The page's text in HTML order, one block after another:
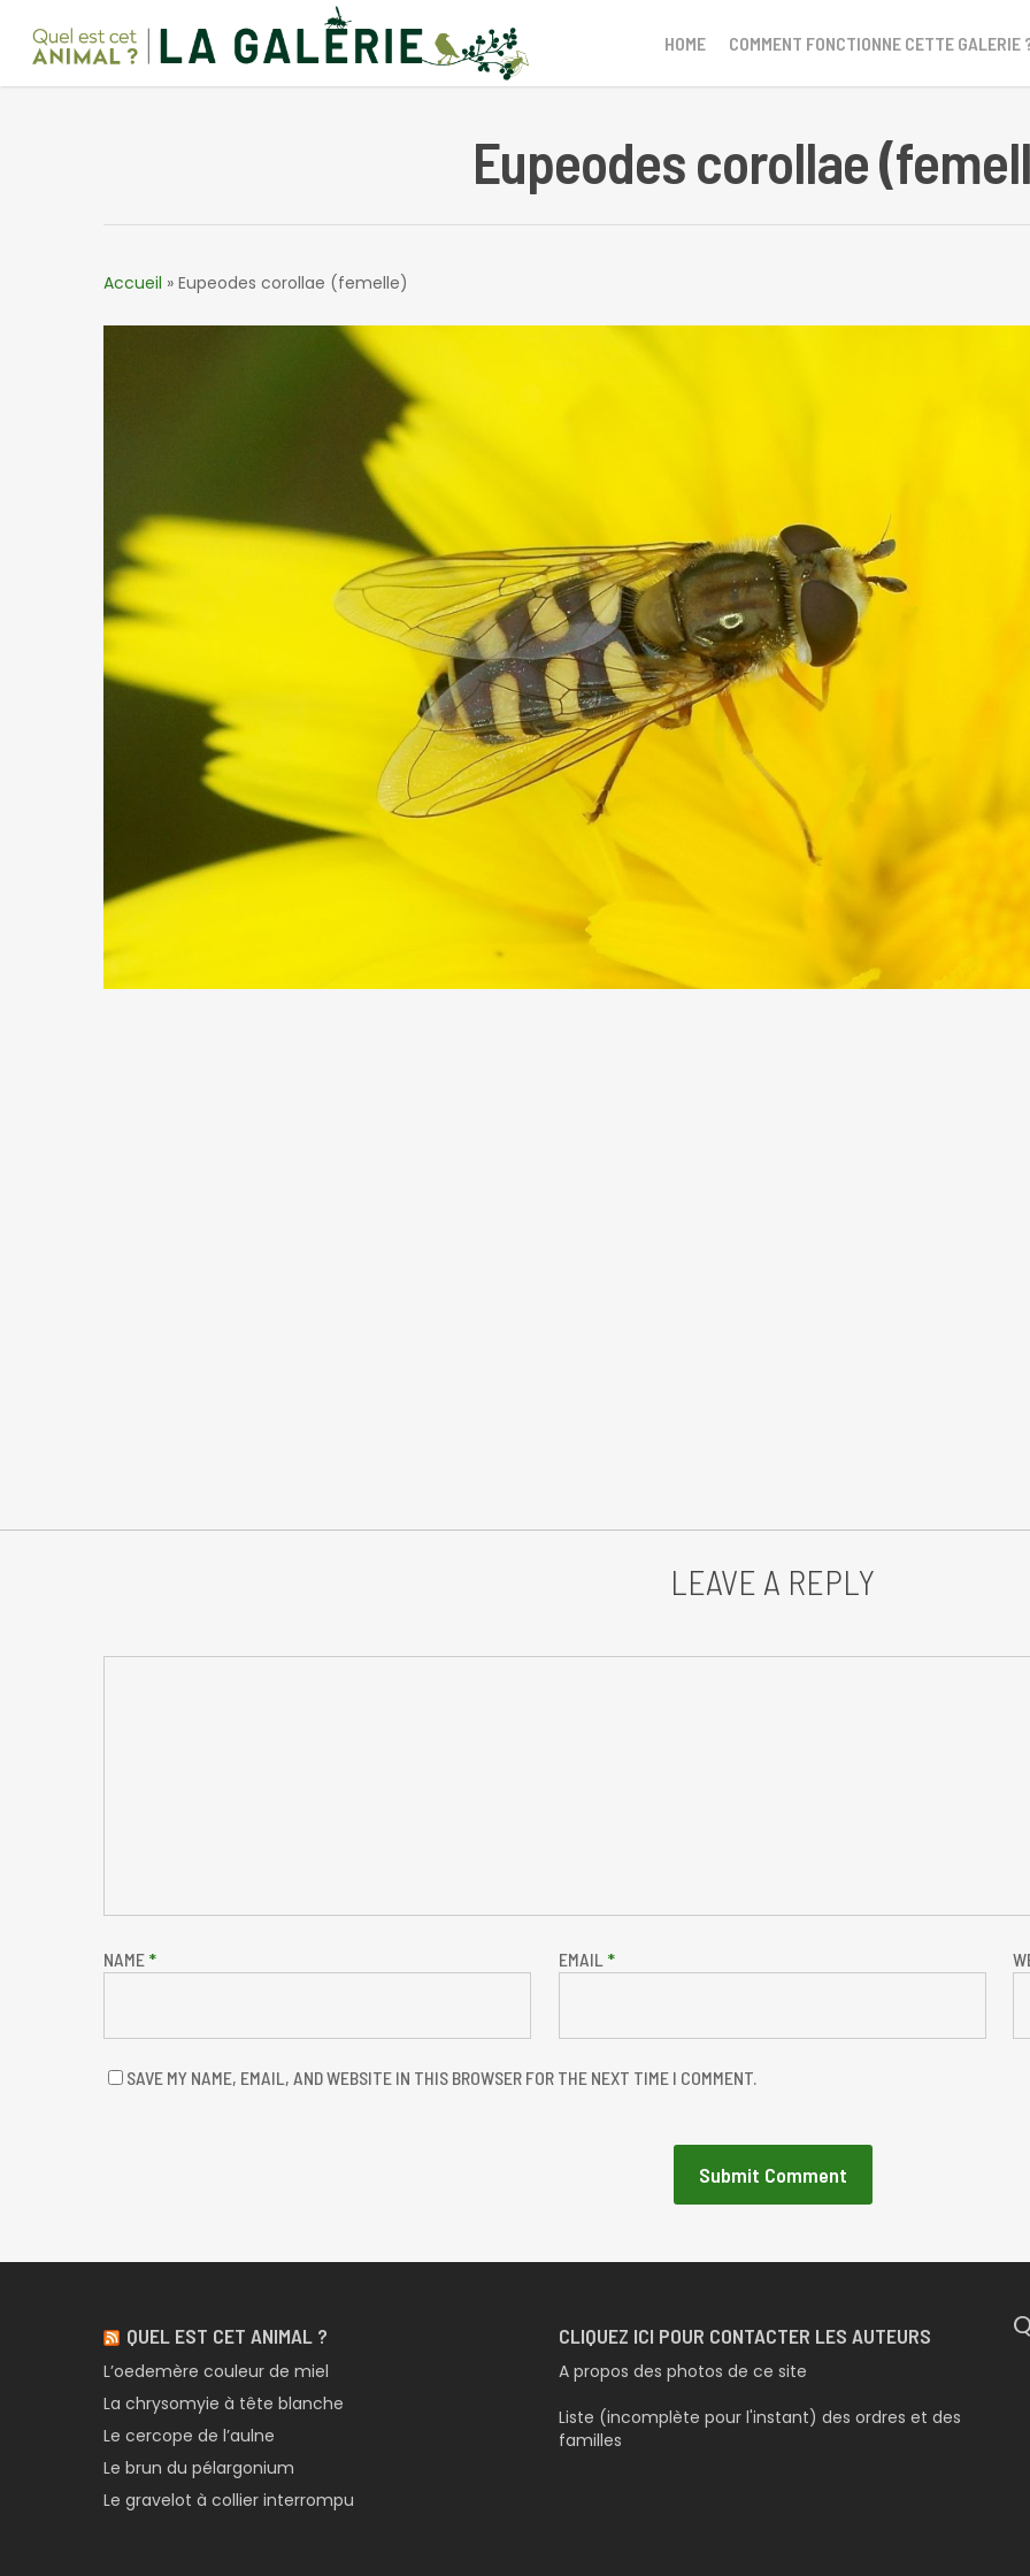
main
HOME COMMENT FONCTIONNE CETTE GALERIE
Eupeodes corollae
Accueil » Eupeodes corollae (femelle)
LEAVE A REPLY
NAME * EMAIL *
SAVE MY NAME, EMAIL, AND WEBSITE IN THIS BROWSER FOR THE NEXT TIME I COMMENT.
QUEL EST CET ANIMAL ?
L’oedemère couleur de miel
La chrysomyie à tête blanche
Le cercope de l’aulne
Le brun du pélargonium
Le gravelot à collier interrompu
CLIQUEZ ICI POUR CONTACTER LES AUTEURS
A propos des photos de ce site
Liste (incomplète pour l'instant) des ordres et des
familles